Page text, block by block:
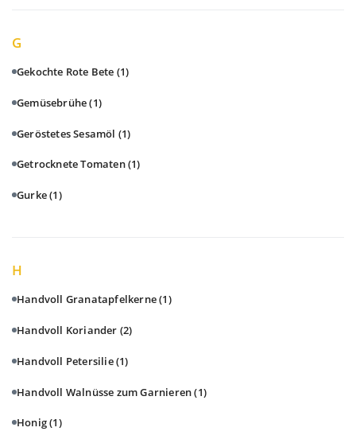
G
Gekochte Rote Bete (1)
Gemüsebrühe(1)
Geröstetes Sesamöl (1)
Getrocknete Tomaten(1)
Gurke(1)
H
Handvoll Granatapfelkerne(1)
Handvoll Koriander (2)
Handvoll Petersilie(1)
Handvoll Walnüsse zum Garnieren(1)
Honig(1)